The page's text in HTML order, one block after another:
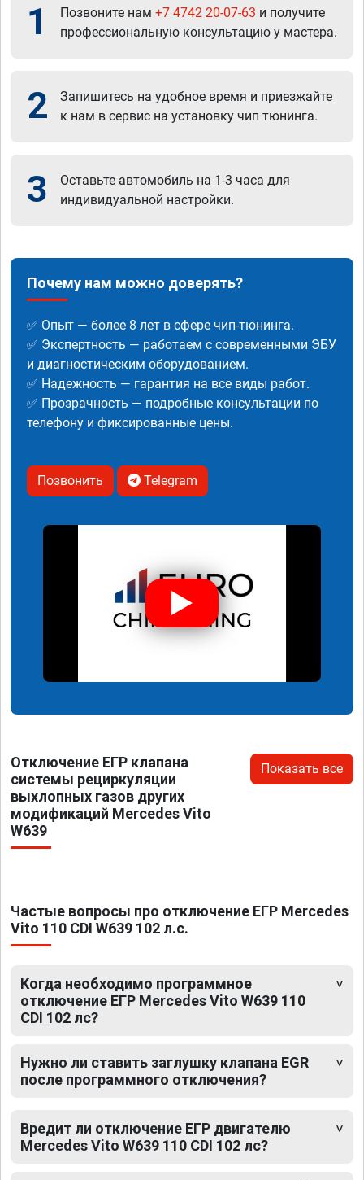
1 Позвоните нам +7 4742 20-07-63 и получите
профессиональную консультацию у мастера.
2
Запишитесь на удобное время и приезжайте
к нам в сервис на установку чип тюнинга.
3
Оставьте автомобиль на 1-3 часа для
индивидуальной настройки.
Почему нам можно доверять?
✅ Опыт — более 8 лет в сфере чип-тюнинга.
✅ Экспертность — работаем с современными ЭБУ
и диагностическим оборудованием.
✅ Надежность — гарантия на все виды работ.
✅ Прозрачность — подробные консультации по
телефону и фиксированные цены.
Позвонить Telegram
Отключение ЕГР клапана
системы рециркуляции
выхлопных газов других
модификаций Mercedes Vito
W639
Показать все
Частые вопросы про отключение ЕГР Mercedes
Vito 110 CDI W639 102 л.с.
Когда необходимо программное
отключение ЕГР Mercedes Vito W639 110
CDI 102 лс?
Нужно ли ставить заглушку клапана EGR
после программного отключения?
Вредит ли отключение ЕГР двигателю
Mercedes Vito W639 110 CDI 102 лс?